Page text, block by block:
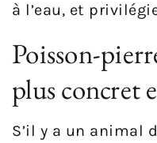
à l’eau, et
Poisson-
plus concret
S’il y a un animal